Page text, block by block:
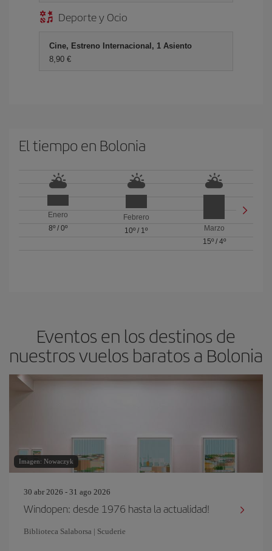
Deporte y Ocio
Cine, Estreno Internacional, 1 Asiento
8,90 €
El tiempo en Bolonia
Enero
8º/ 0º
Febrero
10º / 1º
Marzo
15º/ 4º
Eventos en los destinos de
nuestros vuelos baratos a Bolonia
Imagen: Nowaczyk
30 abr 2026 - 31 ago 2026
Windopen: desde 1976 hasta la actualidad!
Biblioteca Salaborsa | Scuderie